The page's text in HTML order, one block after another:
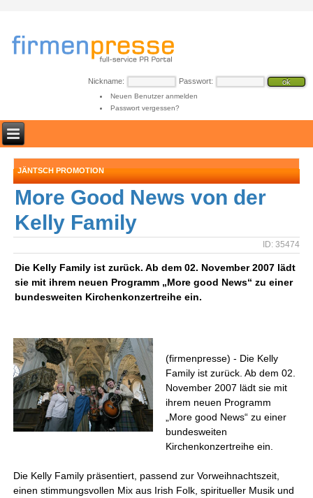
Nickname: Passwort:
Neuen Benutzer anmelden
Passwort vergessen?
JÄNTSCH PROMOTION
More Good News von der
Kelly Family
ID: 35474
Die Kelly Family ist zurück. Ab dem 02. November 2007 lädt
sie mit ihrem neuen Programm „More good News“ zu einer
bundesweiten Kirchenkonzertreihe ein.
(firmenpresse) - Die Kelly
Family ist zurück. Ab dem 02.
November 2007 lädt sie mit
ihrem neuen Programm
„More good News“ zu einer
bundesweiten
Kirchenkonzertreihe ein.
Die Kelly Family präsentiert, passend zur Vorweihnachtszeit,
einen stimmungsvollen Mix aus Irish Folk, spiritueller Musik und